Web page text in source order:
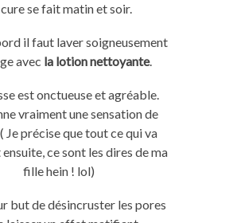
cure se fait matin et soir.
ilfaut laver soigneusement
avec la lotion nettoyante.
est onctueuse et agréable.
vraiment une sensation de
( Je précise que tout ce qui va
ce sont les dires de ma
fille hein ! lol)
but de désincruster les pores